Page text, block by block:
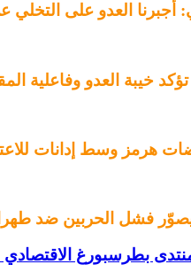
أجبرنا العدو على التخلي
خيبة العدو وفاعلية
هرمز وسط إدانات
يصوّر فشل الحربين ضد
بطرسبورغ الاقتصادي 2026